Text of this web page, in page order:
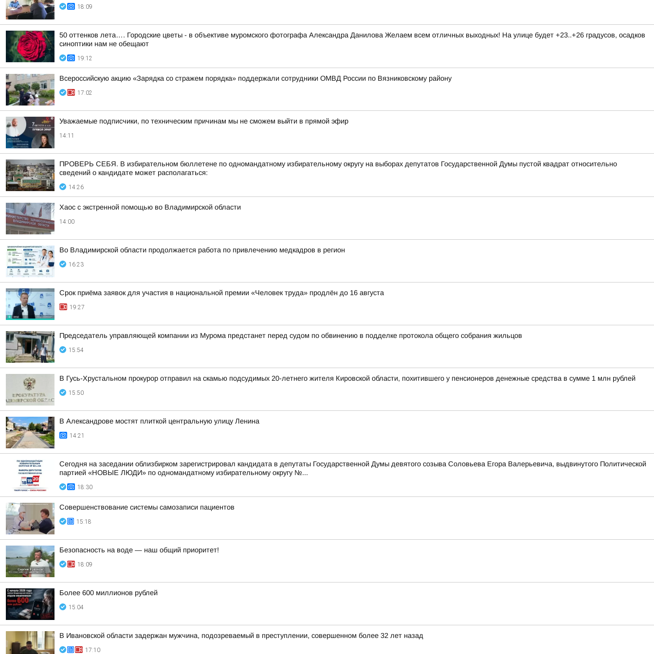
18:09
50 оттенков лета…. Городские цветы - в объективе муромского фотографа Александра Данилова Желаем всем отличных выходных! На улице будет +23..+26 градусов, осадков
синоптики нам не обещают
19:12
Всероссийскую акцию «Зарядка со стражем порядка» поддержали сотрудники ОМВД России по Вязниковскому району
17:02
Уважаемые подписчики, по техническим причинам мы не сможем выйти в прямой эфир
14:11
ПРОВЕРЬ СЕБЯ. В избирательном бюллетене по одномандатному избирательному округу на выборах депутатов Государственной Думы пустой квадрат относительно
сведений о кандидате может располагаться:
14:26
Хаос с экстренной помощью во Владимирской области
14:00
Во Владимирской области продолжается работа по привлечению медкадров в регион
16:23
Срок приёма заявок для участия в национальной премии «Человек труда» продлён до 16 августа
19:27
Председатель управляющей компании из Мурома предстанет перед судом по обвинению в подделке протокола общего собрания жильцов
15:54
В Гусь-Хрустальном прокурор отправил на скамью подсудимых 20-летнего жителя Кировской области, похитившего у пенсионеров денежные средства в сумме 1 млн рублей
15:50
В Александрове мостят плиткой центральную улицу Ленина
14:21
Сегодня на заседании облизбирком зарегистрировал кандидата в депутаты Государственной Думы девятого созыва Соловьева Егора Валерьевича, выдвинутого Политической
партией «НОВЫЕ ЛЮДИ» по одномандатному избирательному округу №...
18:30
Совершенствование системы самозаписи пациентов
15:18
Безопасность на воде — наш общий приоритет!
18:09
Более 600 миллионов рублей
15:04
В Ивановской области задержан мужчина, подозреваемый в преступлении, совершенном более 32 лет назад
17:10